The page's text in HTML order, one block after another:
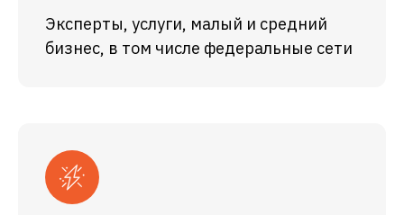
Эксперты, услуги, малый и средний
бизнес, в том числе федеральные сети